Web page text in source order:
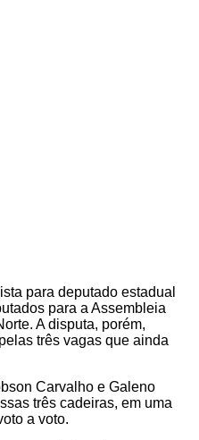
para deputado estadual
para a Assembleia
A disputa, porém,
três vagas que ainda
Carvalho e Galeno
três cadeiras, em uma
a voto.